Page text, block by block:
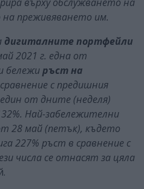
върху обслужването на
преживяването им.
дигиталните портфейли
2021 г. една от
бележиръст на
с предишния
от дните (неделя)
Най-забележителни
28 май (петък), където
227% ръст в сравнение с
числа се отнасят за цяла